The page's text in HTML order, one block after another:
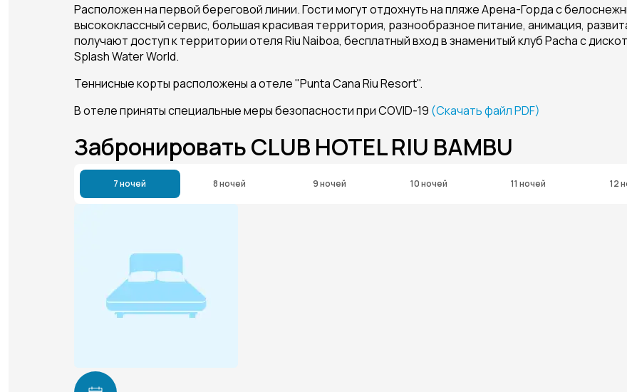
Расположен на первой береговой линии. Гости могут отдохнуть на пляже Арена-Горда с
высококлассный сервис, большая красивая территория, разнообразное питание, анимация,
получают доступ к территории отеля Riu Naiboa, бесплатный вход в знаменитый клуб Pacha с
Splash Water World.
Теннисные корты расположены а отеле "Punta Cana Riu Resort".
В отеле приняты специальные меры безопасности при COVID-19 (Скачать файл PDF)
Забронировать CLUB HOTEL RIU BAMBU
7 ночей 8 ночей 9 ночей 10 ночей 11 ночей 12